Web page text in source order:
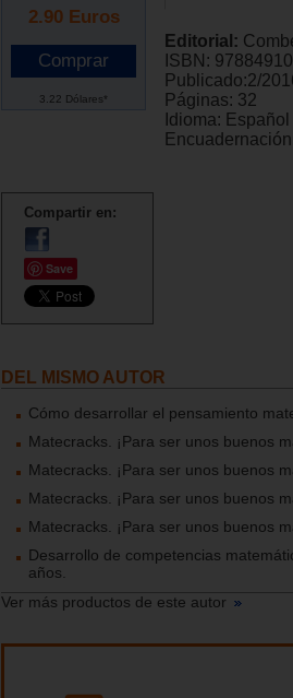
2.90 Euros
3.22 Dólares*
Compartir en:
Save
Editorial:
ISBN:
Publicado:2/
Páginas: 32
Idioma: Español
DEL MISMO AUTOR
Cómo desarrollar el pensamiento
Matecracks. ¡Para ser unos buenos
Matecracks. ¡Para ser unos buenos
Matecracks. ¡Para ser unos buenos
Matecracks. ¡Para ser unos buenos
Desarrollo de competencias
años.
Ver más productos de este autor